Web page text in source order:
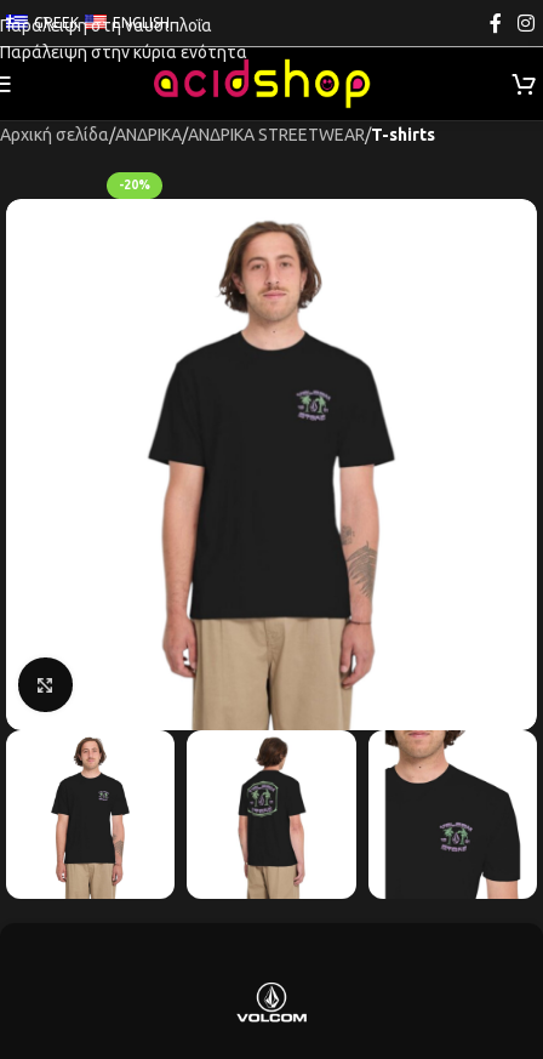
Παράλειψη στη ναυσιπλοΐα
Παράλειψη στην κύρια ενότητα
GREEK ENGLISH
Αρχική σελίδα ΑΝΔΡΙΚΑ ΑΝΔΡΙΚΑ STREETWEAR T-shirts
-20%
Κάντε κλικ για μεγέθυνση